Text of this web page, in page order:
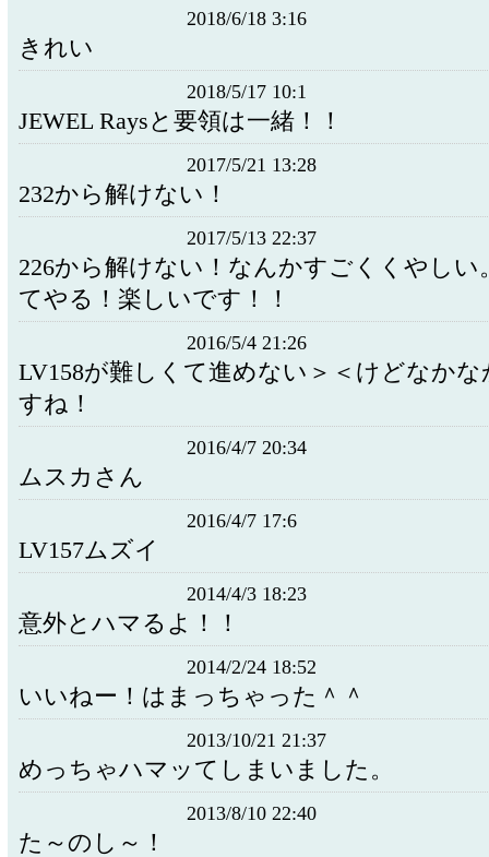
2018/6/18 3:16
きれい
2018/5/17 10:1
JEWEL Raysと要領は一緒！！
2017/5/21 13:28
232から解けない！
2017/5/13 22:37
226から解けない！なんかすごくくやしい
てやる！楽しいです！！
2016/5/4 21:26
LV158が難しくて進めない＞＜けどなか
すね！
2016/4/7 20:34
ムスカさん
2016/4/7 17:6
LV157ムズイ
2014/4/3 18:23
意外とハマるよ！！
2014/2/24 18:52
いいねー！はまっちゃった＾＾
2013/10/21 21:37
めっちゃハマッてしまいました。
2013/8/10 22:40
た～のし～！